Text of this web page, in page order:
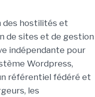
des hostilités et
de sites et de gestion
indépendante pour
Wordpress,
référentiel fédéré et
les